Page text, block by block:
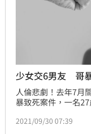
少女交6男友 哥
人倫悲劇！去年7月
暴致死案件，一名
出，經查手機，男子
2021/09/30 07:39